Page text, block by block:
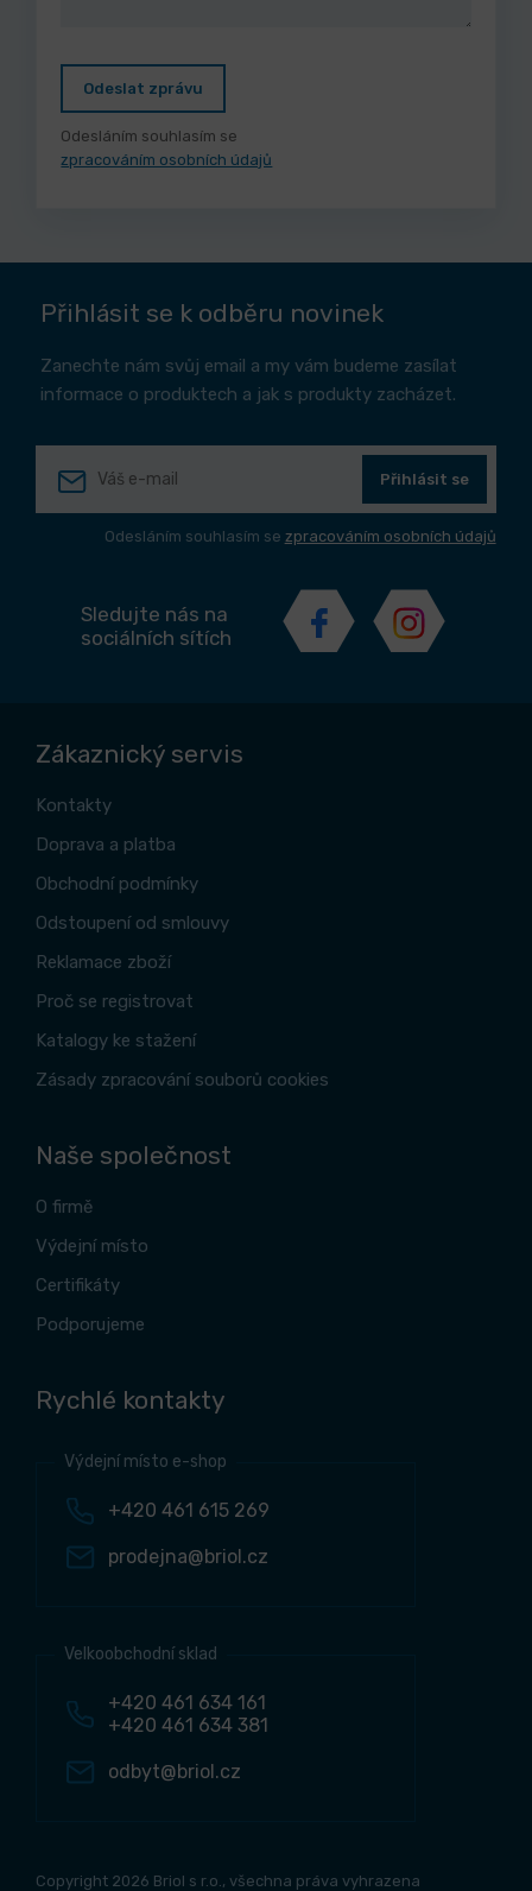
Odeslat zprávu
Odesláním souhlasím se
zpracováním osobních údajů
Přihlásit se k odběru novinek
Zanechte nám svůj email a my vám budeme zasílat
informace o produktech a jak s produkty zacházet.
Přihlásit se
Odesláním souhlasím se zpracováním osobních údajů
Sledujte nás na
sociálních sítích
Zákaznický servis
Kontakty
Doprava a platba
Obchodní podmínky
Odstoupení od smlouvy
Reklamace zboží
Proč se registrovat
Katalogy ke stažení
Zásady zpracování souborů cookies
Naše společnost
O firmě
Výdejní místo
Certifikáty
Podporujeme
Rychlé kontakty
Výdejní místo e-shop
+420 461 615 269
prodejna@briol.cz
Velkoobchodní sklad
+420 461 634 161
+420 461 634 381
odbyt@briol.cz
Copyright 2026 Briol s r.o., všechna práva vyhrazena